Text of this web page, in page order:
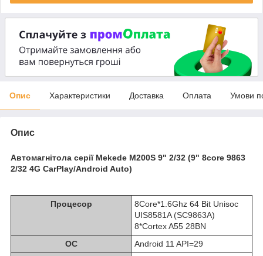
Опис Характеристики Доставка Оплата Умови
Опис
Автомагнітола серії Mekede M200S 9" 2/32 (9" 8core 9863
2/32 4G CarPlay/Android Auto)
Процесор
8Core*1.6Ghz 64 Bit Unisoc
UIS8581A (SC9863A)
8*Cortex A55 28BN
ОС
Android 11 API=29